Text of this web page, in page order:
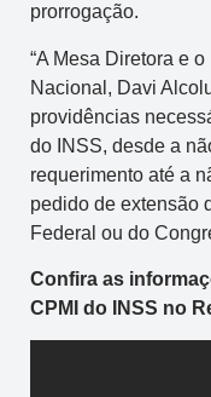
prorrogação.
“A Mesa Diretora e
Nacional, Davi
providências
do INSS, desde a
requerimento até a
pedido de extensão
Federal ou do
Confira as
CPMI do INSS no